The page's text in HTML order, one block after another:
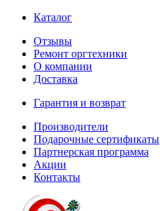
Каталог
Отзывы
Ремонт оргтехники
О компании
Доставка
Гарантия и возврат
Производители
Подарочные сертификаты
Партнерская программа
Акции
Контакты